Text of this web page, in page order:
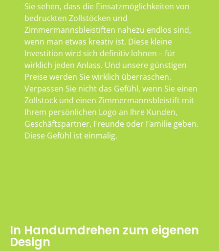
Sie sehen, dass die Einsatzmöglichkeiten von
bedruckten Zollstöcken und
Zimmermannsbleistiften nahezu endlos sind,
wenn man etwas kreativ ist. Diese kleine
Investition wird sich definitiv lohnen – für
wirklich jeden Anlass. Und unsere günstigen
Preise werden Sie wirklich überraschen.
Verpassen Sie nicht das Gefühl, wenn Sie einen
Zollstock und einen Zimmermannsbleistift mit
Ihrem persönlichen Logo an Ihre Kunden,
Geschäftspartner, Freunde oder Familie geben.
Diese Gefühl ist einmalig.
In Handumdrehen zum eigenen
Design